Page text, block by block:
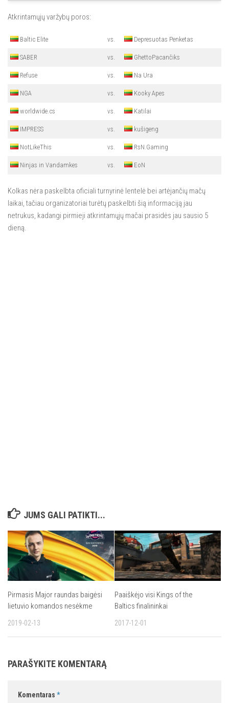
Atkrintamųjų varžybų poros:
Baltic Elite vs. Depresuotas Penketas
SABER vs. GhettoPacančiks
Refuse vs. Na Ura
NGA vs. Kooky Apes
worldwide.cs vs. Katilai
IMPRESS vs. kušigeng
NotLikeThis vs. RsN.Gaming
Ninjas in Vandamkes vs. EoN
Kolkas nėra paskelbta oficiali turnyrinė lentelė bei artėjančių mačų
laikai, tačiau organizatoriai turėtų paskelbti šią informaciją jau
netrukus, kadangi pirmieji atkrintamųjų mačai prasidės jau sausio 5
dieną.
JUMS GALI PATIKTI...
Pirmasis Major raundas baigėsi
lietuvio komandos nesėkme
2019-02-13
Paaiškėjo visi Kings of the
Baltics finalininkai
2017-12-01
PARAŠYKITE KOMENTARĄ
Komentaras *